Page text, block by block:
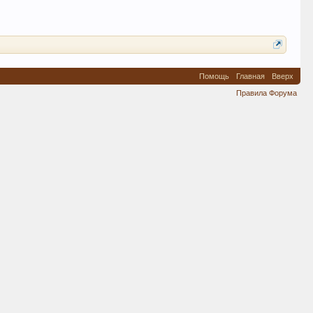
Помощь Главная
Вверх
Правила Форума